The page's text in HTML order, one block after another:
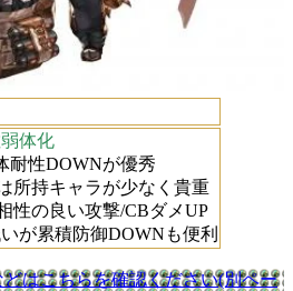
体化
耐性DOWNが優秀
所持キャラが少なく貴重
性の良い攻撃/CBダメUP
が累積防御DOWNも便利
はこちらを確認ください(別ペー